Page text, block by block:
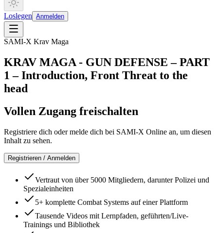
Loslegen Anmelden
SAMI-X Krav Maga
KRAV MAGA - GUN DEFENSE – PART
1 – Introduction, Front Threat to the
head
Vollen Zugang freischalten
Registriere dich oder melde dich bei SAMI-X Online an, um diesen
Inhalt zu sehen.
Registrieren / Anmelden
Vertraut von über 5000 Mitgliedern, darunter Polizei und
Spezialeinheiten
5+ komplette Combat Systems auf einer Plattform
Tausende Videos mit Lernpfaden, geführten/Live-
Trainings und Bibliothek